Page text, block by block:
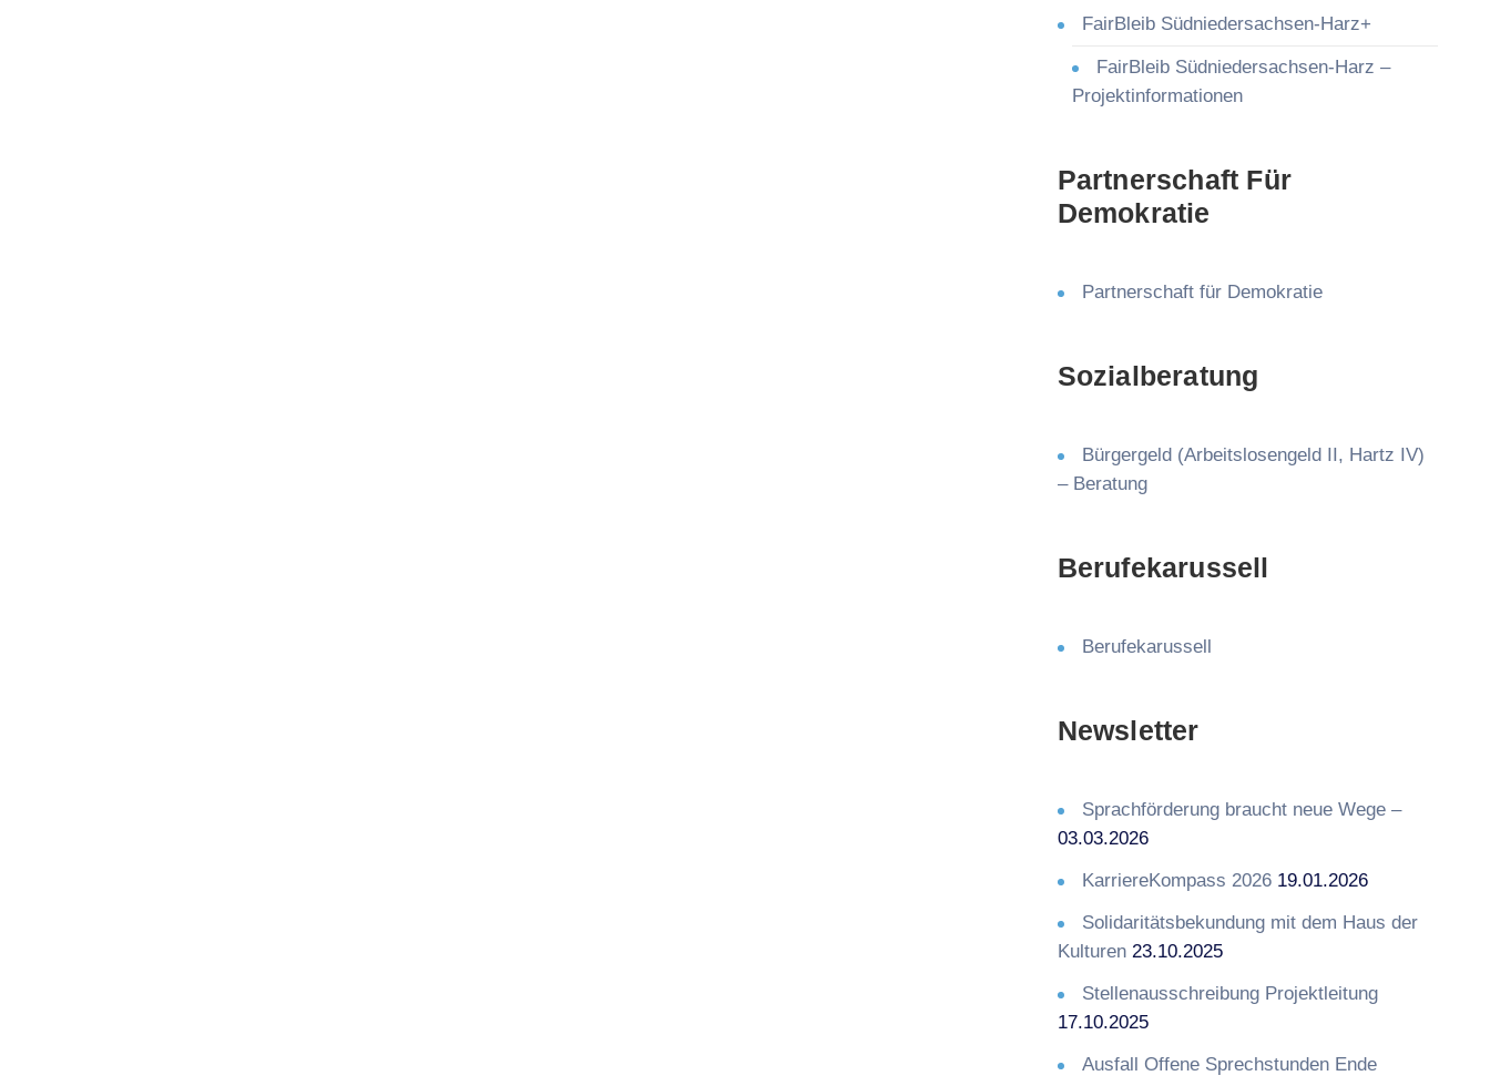
FairBleib Südniedersachsen-Harz+
FairBleib Südniedersachsen-Harz –
Projektinformationen
Partnerschaft Für
Demokratie
Partnerschaft für Demokratie
Sozialberatung
Bürgergeld (Arbeitslosengeld II, Hartz IV)
– Beratung
Berufekarussell
Berufekarussell
Newsletter
Sprachförderung braucht neue Wege –
03.03.2026
KarriereKompass 2026 19.01.2026
Solidaritätsbekundung mit dem Haus der
Kulturen 23.10.2025
Stellenausschreibung Projektleitung
17.10.2025
Ausfall Offene Sprechstunden Ende